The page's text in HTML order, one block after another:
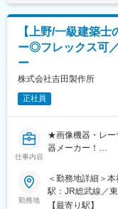
・Finance
・Business
・Procurement
・Supply Chain
・現場調査確認
・実施図面作成
※既存の改装も行
す。
組織にはベテラン
プ会社である、株
ただきます。
デザインだけで
すので、一気通貫
■社員を大事にす
・同社は平均勤
【上野/一級建築
ー◎フレックス可
ー
株式会社吉田製作所
正社員
仕事内容
★画像機器・レー
器メーカー！
ど社員想いの制
画像機器・レー
勤務地
＜勤務地詳細＞
駅：JR総武線／
内全面禁煙変更
【最寄り駅】